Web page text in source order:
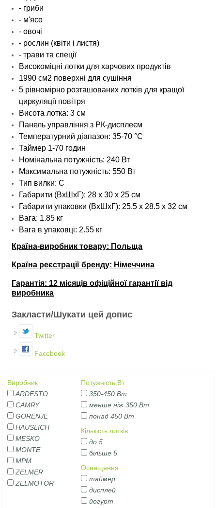
- гриби
- м'ясо
- овочі
- рослин (квіти і листя)
- трави та спеції
Високоміцні лотки для харчових продуктів
1990 см2 поверхні для сушіння
5 рівномірно розташованих лотків для кращої
циркуляції повітря
Висота лотка: 3 см
Панель управління з РК-дисплеєм
Температурний діапазон: 35-70 °C
Таймер 1-70 годин
Номінальна потужність: 240 Вт
Максимальна потужність: 550 Вт
Тип вилки: C
Габарити (ВхШхГ): 28 х 30 х 25 см
Габарити упаковки (ВхШхГ): 25.5 х 28.5 х 32 см
Вага: 1.85 кг
Вага в упаковці: 2.55 кг
Країна-виробник товару: Польща
Країна реєстрації бренду: Німеччина
Гарантія: 12 місяців офіційної гарантії від
виробника
Закласти/Шукати цей допис
Twitter
Facebook
Виробник
ARDESTO
CAMRY
GORENJE
HAUSLICH
MESKO
MONTE
MPM
ZELMER
ZELMOTOR
Потужність,Вт
350-450 Вт
менше ніж 350 Вт.
понад 450 Вт
Кількість лотків
до 5
більше 5
Оснащення
таймер
дисплей
йогурт